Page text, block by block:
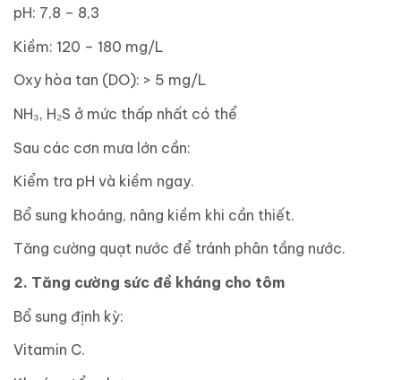
pH: 7,8 – 8,3
Kiềm: 120 – 180 mg/L
Oxy hòa tan (DO): > 5 mg/L
NH₃, H₂S ở mức thấp nhất có thể
Sau các cơn mưa lớn cần:
Kiểm tra pH và kiềm ngay.
Bổ sung khoáng, nâng kiềm khi cần thiết.
Tăng cường quạt nước để tránh phân tầng nước.
2. Tăng cường sức đề kháng cho tôm
Bổ sung định kỳ:
Vitamin C.